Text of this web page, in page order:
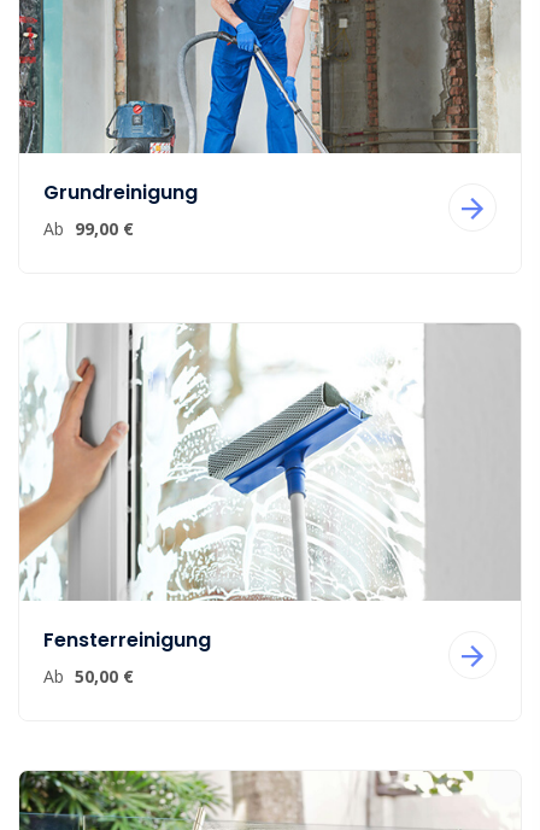
Grundreinigung
Ab 99,00 €
Fensterreinigung
Ab 50,00 €